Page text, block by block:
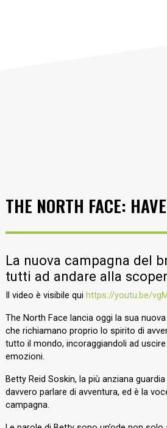
THE NORTH FACE:
La nuova campagna del
tutti ad andare alla
Il video è visibile qui https://youtu.be/
The North Face lancia oggi la sua nuova
che richiamano proprio lo spirito di
tutto il mondo, incoraggiandoli ad
emozioni.
Betty Reid Soskin, la più anziana
davvero parlare di avventura, ed è la
campagna.